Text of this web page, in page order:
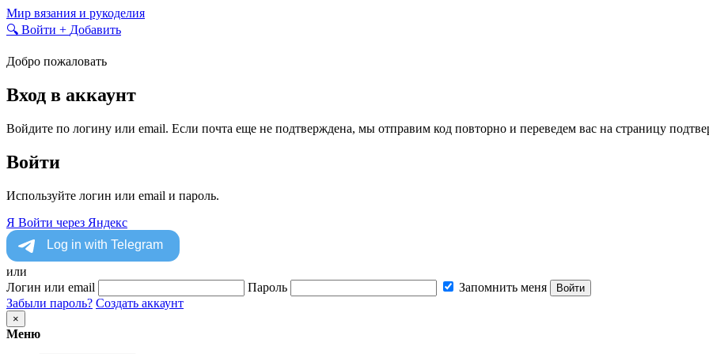
Skip
to
Мир вязания и рукоделия
🔍 Войти + Добавить
Добро пожаловать
Вход в аккаунт
Войдите по логину или email. Если почта еще не подтверждена, мы отправим код повторно и переведем вас на страницу
Войти
Используйте логин или email и пароль.
Я Войти через Яндекс
или
Логин или email
Пароль Запомнить меня Войти
Забыли пароль? Создать аккаунт
×
Меню